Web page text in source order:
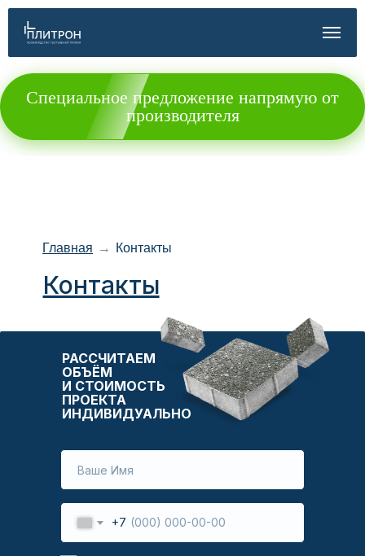
Специальное предложение напрямую от
производителя
Контакты
Главная Контакты
→
РАССЧИТАЕМ
ОБЪЁМ
И СТОИМОСТЬ
ПРОЕКТА
ИНДИВИДУАЛЬНО
+7